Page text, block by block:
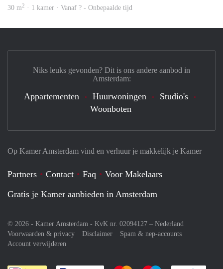
30 m2 · 1 kamer · Vanaf ? - Onbepaalde tijd
Op Kamer Amsterdam vind en verhuur je makkelijk je Kamer
Partners Contact Faq
Voor Makelaars
Gratis je Kamer aanbieden in Amsterdam
© 2026 - Kamer Amsterdam - KvK nr. 02094127 – Nederland
Voorwaarden & privacy
Disclaimer
Spam & nep-accounts
Account verwijderen
Niks leuks gevonden? Dit is ons andere aanbod in
Amsterdam:
Appartementen Huurwoningen
Studio's
Woonboten